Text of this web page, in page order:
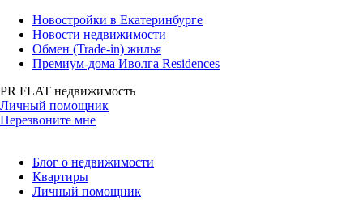
Новостройки в Екатеринбурге
Новости недвижимости
Обмен (Trade-in) жилья
Премиум-дома Иволга Residences
PR FLAT недвижимость
Личный помощник
Перезвоните мне
Блог о недвижимости
Квартиры
Личный помощник